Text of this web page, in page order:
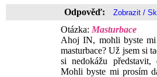
Odpověď:
Otázka: Masturbace
Ahoj IN, mohli byste
masturbace? Už jsem si
si nedokážu
Mohli byste mi prosím